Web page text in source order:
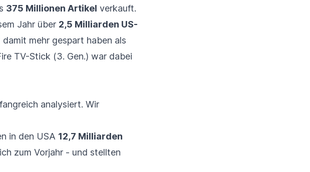
375 Millionen Artikel verkauft.
Jahr über 2,5 Milliarden US-
mehr gespart haben als
TV-Stick (3. Gen.) war dabei
analysiert. Wir
in den USA 12,7 Milliarden
zum Vorjahr - und stellten